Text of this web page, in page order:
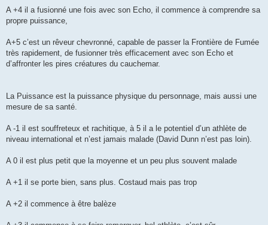
A +4 il a fusionné une fois avec son Echo, il commence à comprendre sa
propre puissance,
A+5 c’est un rêveur chevronné, capable de passer la Frontière de Fumée
très rapidement, de fusionner très efficacement avec son Echo et
d’affronter les pires créatures du cauchemar.
La Puissance est la puissance physique du personnage, mais aussi une
mesure de sa santé.
A -1 il est souffreteux et rachitique, à 5 il a le potentiel d’un athlète de
niveau international et n’est jamais malade (David Dunn n’est pas loin).
A 0 il est plus petit que la moyenne et un peu plus souvent malade
A +1 il se porte bien, sans plus. Costaud mais pas trop
A +2 il commence à être balèze